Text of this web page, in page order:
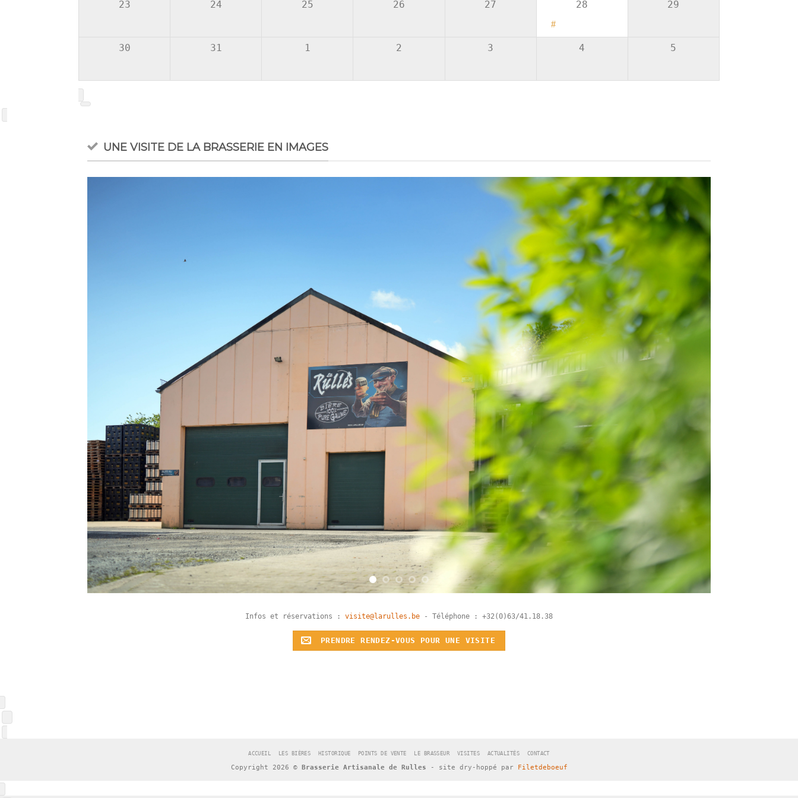
23 24 25 26 27 28
#dd9933
29
30 31 1 2 3 4 5
UNE VISITE DE LA BRASSERIE EN IMAGES
Infos et réservations : visite@larulles.be - Téléphone : +32(0)63/41.18.38
PRENDRE RENDEZ-VOUS POUR UNE VISITE
ACCUEIL LES BIÈRES HISTORIQUE POINTS DE VENTE LE BRASSEUR VISITES ACTUALITÉS CONTACT
Copyright 2026 © Brasserie Artisanale de Rulles - site dry-hoppé par Filetdeboeuf